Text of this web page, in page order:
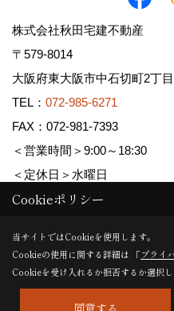
株式会社秋田宅建不動産
〒579-8014
大阪府東大阪市中石切町2丁
TEL： 072-985-6271
FAX：072-981-7393
＜営業時間＞9:00～18:30
＜定休日＞水曜日
Copyright (c) AKITA TAKKEN
Produced byゴデスクリエイト
Cookieポリシー
当サイトではCookieを使用します。
Cookieの使用に関する詳細は 「プライ
Cookieを受け入れるか拒否するか選択し
同意する